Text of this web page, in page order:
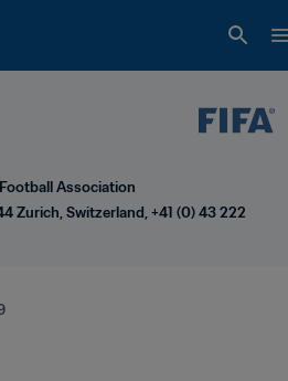
Association
Zurich, Switzerland, +41 (0) 43 222